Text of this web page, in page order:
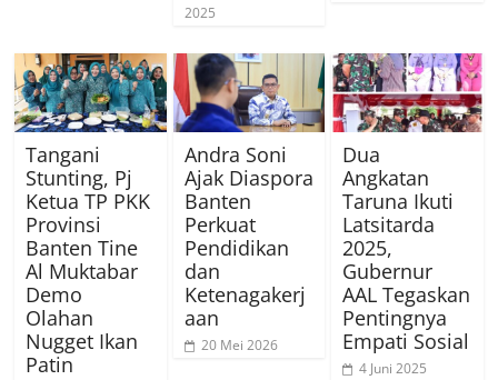
2025
Tangani
Stunting, Pj
Ketua TP PKK
Provinsi
Banten Tine
Al Muktabar
Demo
Olahan
Nugget Ikan
Patin
Andra Soni
Ajak Diaspora
Banten
Perkuat
Pendidikan
dan
Ketenagakerj
aan
20 Mei 2026
Dua
Angkatan
Taruna Ikuti
Latsitarda
2025,
Gubernur
AAL Tegaskan
Pentingnya
Empati Sosial
4 Juni 2025